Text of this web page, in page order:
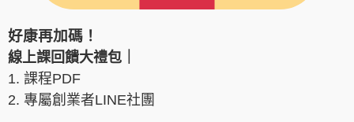
好康再加碼！
線上課回饋大禮包｜
1. 課程PDF
2. 專屬創業者LINE社團